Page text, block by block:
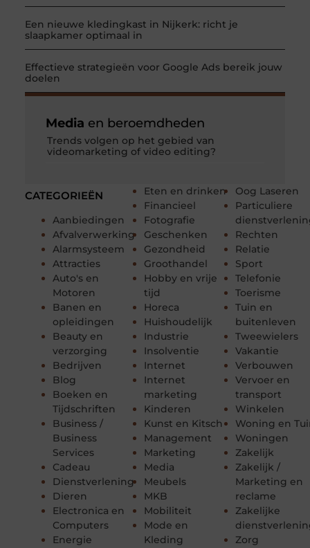
Een nieuwe kledingkast in Nijkerk: richt je
slaapkamer optimaal in
Effectieve strategieën voor Google Ads bereik jouw
doelen
CATEGORIEËN
Aanbiedingen
Afvalverwerking
Alarmsysteem
Attracties
Auto's en
Motoren
Banen en
opleidingen
Beauty en
verzorging
Bedrijven
Blog
Boeken en
Tijdschriften
Business /
Business
Services
Cadeau
Dienstverlening
Dieren
Electronica en
Computers
Energie
Eten en drinken
Financieel
Fotografie
Geschenken
Gezondheid
Groothandel
Hobby en vrije
tijd
Horeca
Huishoudelijk
Industrie
Insolventie
Internet
Internet
marketing
Kinderen
Kunst en Kitsch
Management
Marketing
Media
Meubels
MKB
Mobiliteit
Mode en
Kleding
Oog Laseren
Particuliere
Rechten
Relatie
Sport
Telefonie
Toerisme
Tuin en
buitenleven
Tweewielers
Vakantie
Verbouwen
Vervoer en
transport
Winkelen
Woning en
Woningen
Zakelijk
Zakelijk /
Marketing en
reclame
Zakelijke
Zorg
Media en beroemdheden
Trends volgen op het gebied van
videomarketing of video editing?